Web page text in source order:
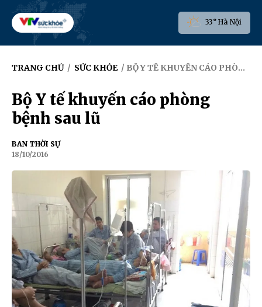
33° Hà Nội
TRANG CHỦ / SỨC KHỎE / BỘ Y TẾ KHUYẾN CÁO PHÒNG BỆNH SAU LŨ
Bộ Y tế khuyến cáo phòng
bệnh sau lũ
BAN THỜI SỰ
18/10/2016